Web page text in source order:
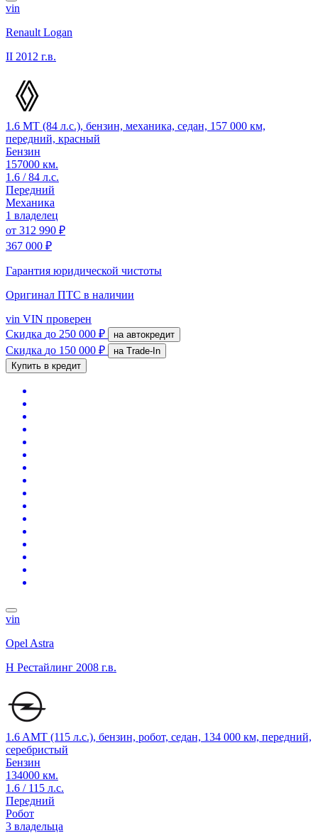
vin
Renault Logan
II 2012 г.в.
1.6 MT (84 л.с.), бензин, механика, седан, 157 000 км,
передний, красный
Бензин
157000 км.
1.6 / 84 л.с.
Передний
Механика
1 владелец
от 312 990 ₽
367 000 ₽
Гарантия юридической чистоты
Оригинал ПТС в наличии
vin VIN проверен
Скидка до 250 000 ₽ на автокредит
Скидка до 150 000 ₽
на Trade-In
Купить в кредит
vin
Opel Astra
H Рестайлинг 2008 г.в.
1.6 AMT (115 л.с.), бензин, робот, седан, 134 000 км, передний,
серебристый
Бензин
134000 км.
1.6 / 115 л.с.
Передний
Робот
3 владельца